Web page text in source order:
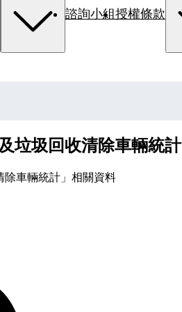
諮詢小組授權條款
垃圾回收清除車輛統計
除車輛統計」相關資料